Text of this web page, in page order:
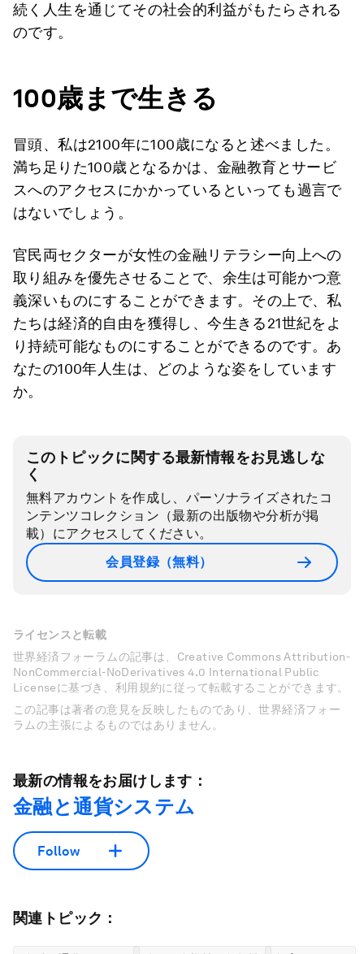
続く人生を通じてその社会的利益がもたらされる
のです。
100歳まで生きる
冒頭、私は2100年に100歳になると述べました。
満ち足りた100歳となるかは、金融教育とサービ
スへのアクセスにかかっているといっても過言で
はないでしょう。
官民両セクターが女性の金融リテラシー向上への
取り組みを優先させることで、余生は可能かつ意
義深いものにすることができます。その上で、私
たちは経済的自由を獲得し、今生きる21世紀をよ
り持続可能なものにすることができるのです。あ
なたの100年人生は、どのような姿をしています
か。
このトピックに関する最新情報をお見逃しな
く
無料アカウントを作成し、パーソナライズされたコ
ンテンツコレクション（最新の出版物や分析が掲
載）にアクセスしてください。
会員登録（無料）
ライセンスと転載
世界経済フォーラムの記事は、Creative Commons Attribution-
NonCommercial-NoDerivatives 4.0 International Public
Licenseに基づき、利用規約に従って転載することができます。
この記事は著者の意見を反映したものであり、世界経済フォー
ラムの主張によるものではありません。
最新の情報をお届けします：
金融と通貨システム
Follow
関連トピック：